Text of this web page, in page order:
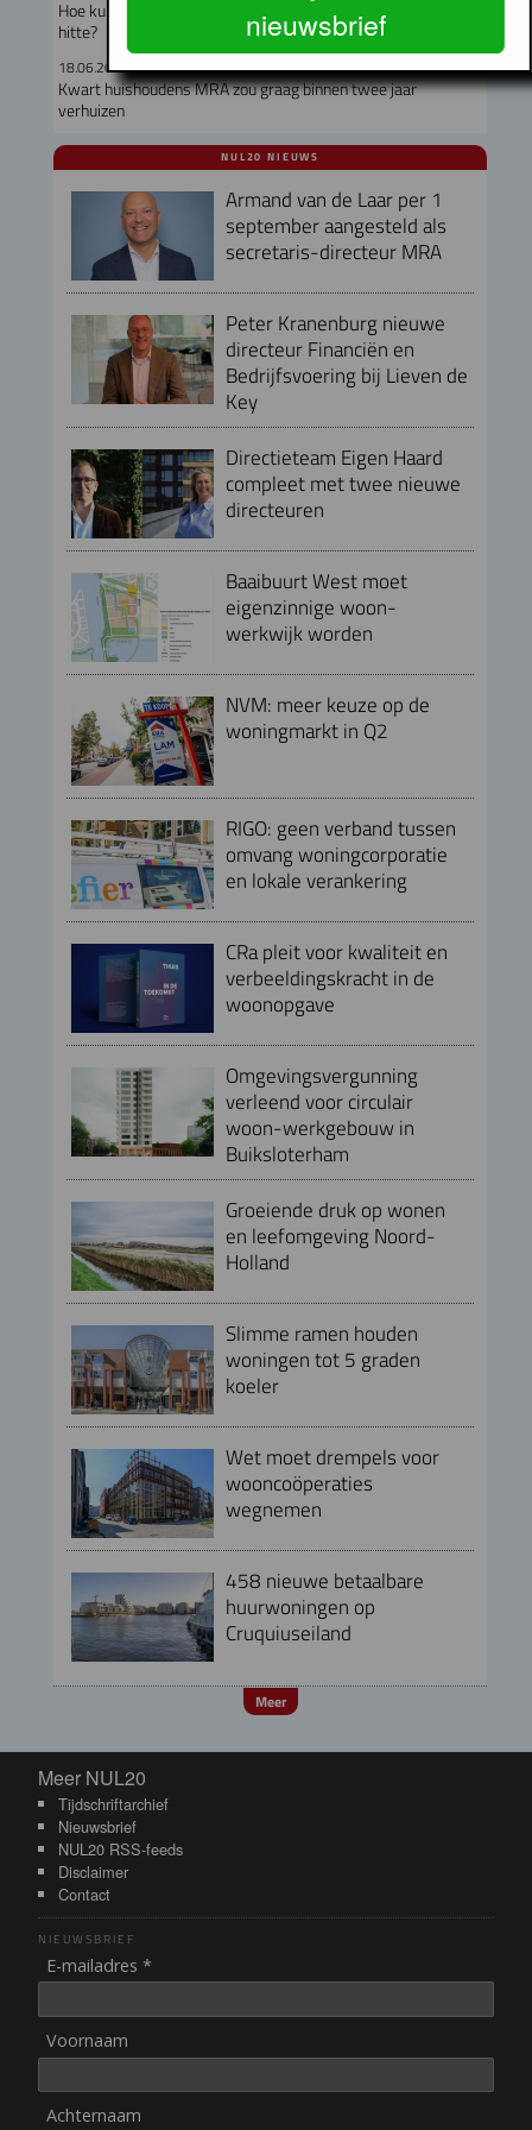
Hoe kunnen corporaties hun huurders beschermen tegen de
hitte?
18.06.2026
Kwart huishoudens MRA zou graag binnen twee jaar
verhuizen
NUL20 NIEUWS
Armand van de Laar per 1
september aangesteld als
secretaris-directeur MRA
Peter Kranenburg nieuwe
directeur Financiën en
Bedrijfsvoering bij Lieven de
Key
Directieteam Eigen Haard
compleet met twee nieuwe
directeuren
Baaibuurt West moet
eigenzinnige woon-
werkwijk worden
NVM: meer keuze op de
woningmarkt in Q2
RIGO: geen verband tussen
omvang woningcorporatie
en lokale verankering
CRa pleit voor kwaliteit en
verbeeldingskracht in de
woonopgave
Omgevingsvergunning
verleend voor circulair
woon-werkgebouw in
Buiksloterham
Groeiende druk op wonen
en leefomgeving Noord-
Holland
Slimme ramen houden
woningen tot 5 graden
koeler
Wet moet drempels voor
wooncoöperaties
wegnemen
458 nieuwe betaalbare
huurwoningen op
Cruquiuseiland
Meer
Meer NUL20
Meer NUL20
Tijdschriftarchief
Nieuwsbrief
NUL20 RSS-feeds
Disclaimer
Contact
NIEUWSBRIEF
E-mailadres *
Voornaam
Achternaam
nieuwsbrief